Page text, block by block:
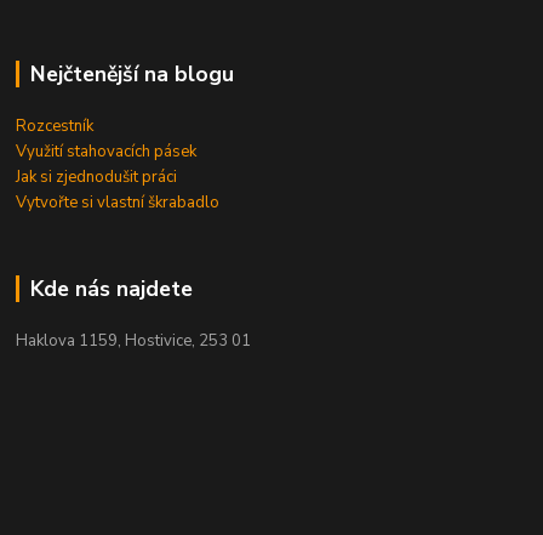
Nejčtenější na blogu
Rozcestník
Využití stahovacích pásek
Jak si zjednodušit práci
Vytvořte si vlastní škrabadlo
Kde nás najdete
Haklova 1159, Hostivice, 253 01